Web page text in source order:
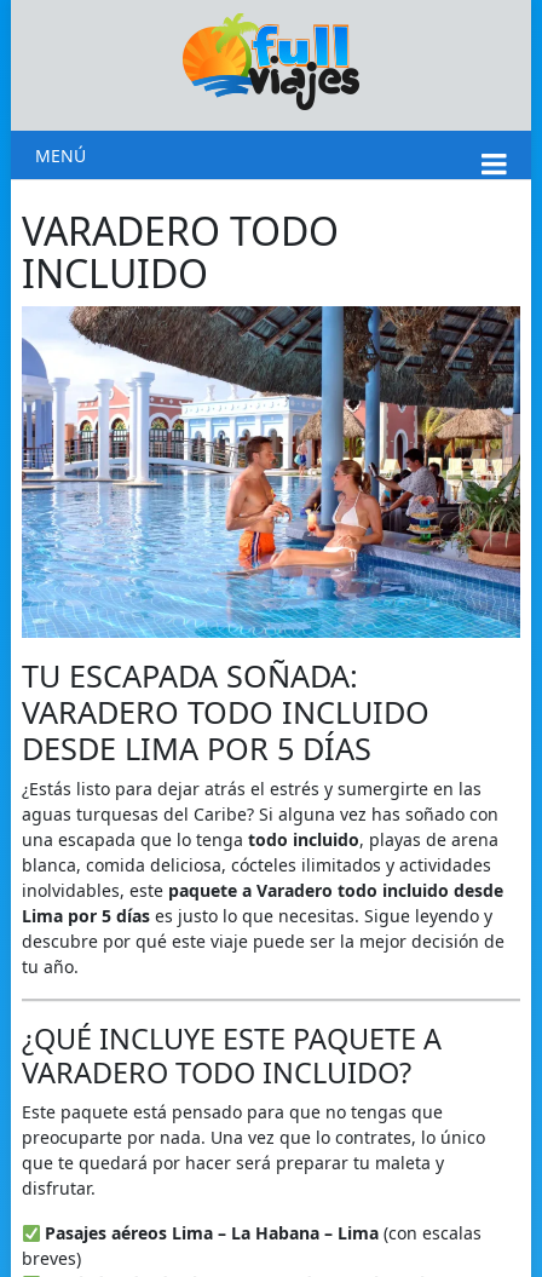
MENÚ
VARADERO TODO
INCLUIDO
TU ESCAPADA SOÑADA:
VARADERO TODO INCLUIDO
DESDE LIMA POR 5 DÍAS
¿Estás listo para dejar atrás el estrés y sumergirte en las
aguas turquesas del Caribe? Si alguna vez has soñado con
una escapada que lo tenga todo incluido, playas de arena
blanca, comida deliciosa, cócteles ilimitados y actividades
inolvidables, este paquete a Varadero todo incluido desde
Lima por 5 díases justo lo que necesitas. Sigue leyendo y
descubre por qué este viaje puede ser la mejor decisión de
tu año.
¿QUÉ INCLUYE ESTE PAQUETE A
VARADERO TODO INCLUIDO?
Este paquete está pensado para que no tengas que
preocuparte por nada. Una vez que lo contrates, lo único
que te quedará por hacer será preparar tu maleta y
disfrutar.
Pasajes aéreos Lima – La Habana – Lima (con escalas
breves)